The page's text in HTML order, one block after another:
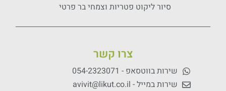
סיור ליקוט פטריות וצמחי בר פרטי
צרו קשר
שירות בווטסאפ - 054-2323071
שירות במייל - avivit@likut.co.il